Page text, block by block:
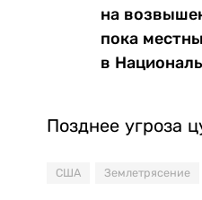
на
пока
в
Позднее угроза
США Землетрясение